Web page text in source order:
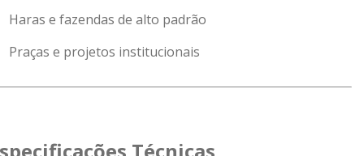
Haras e fazendas de alto padrão
Praças e projetos institucionais